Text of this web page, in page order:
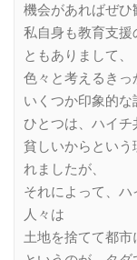
機会があればぜひ
私自身も教育支援
ともありまして、
色々と考えるきっ
いくつか印象的な
ひとつは、ハイチ
貧しいからとい
れましたが、
それによって、
人々は
土地を捨てて都市